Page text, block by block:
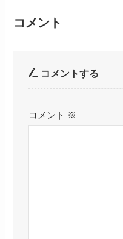
コメント
コメントする
コメント ※